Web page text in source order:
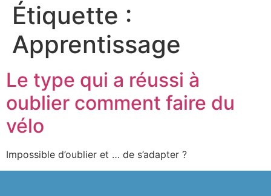
Étiquette :
Apprentissage
Le type qui a réussi à
oublier comment faire du
vélo
Impossible d’oublier et … de s’adapter ?